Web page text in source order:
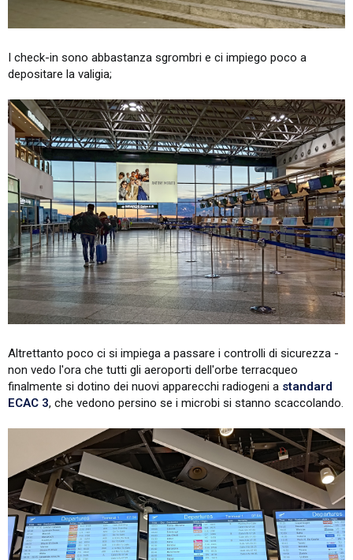
I check-in sono abbastanza sgrombri e ci impiego poco a
depositare la valigia;
Altrettanto poco ci si impiega a passare i controlli di sicurezza -
non vedo l'ora che tutti gli aeroporti dell'orbe terracqueo
finalmente si dotino dei nuovi apparecchi radiogeni a standard
ECAC 3, che vedono persino se i microbi si stanno scaccolando.